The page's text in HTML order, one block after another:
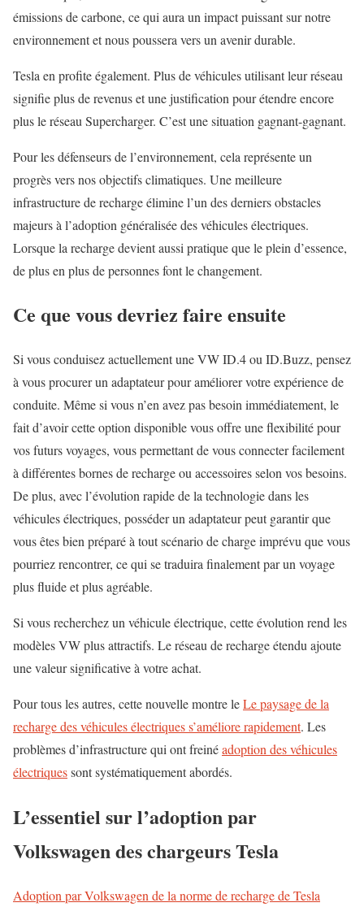
émissions de carbone, ce qui aura un impact puissant sur notre
environnement et nous poussera vers un avenir durable.
Tesla en profite également. Plus de véhicules utilisant leur réseau
signifie plus de revenus et une justification pour étendre encore
plus le réseau Supercharger. C’est une situation gagnant-gagnant.
Pour les défenseurs de l’environnement, cela représente un
progrès vers nos objectifs climatiques. Une meilleure
infrastructure de recharge élimine l’un des derniers obstacles
majeurs à l’adoption généralisée des véhicules électriques.
Lorsque la recharge devient aussi pratique que le plein d’essence,
de plus en plus de personnes font le changement.
Ce que vous devriez faire ensuite
Si vous conduisez actuellement une VW ID.4 ou ID.Buzz, pensez
à vous procurer un adaptateur pour améliorer votre expérience de
conduite. Même si vous n’en avez pas besoin immédiatement, le
fait d’avoir cette option disponible vous offre une flexibilité pour
vos futurs voyages, vous permettant de vous connecter facilement
à différentes bornes de recharge ou accessoires selon vos besoins.
De plus, avec l’évolution rapide de la technologie dans les
véhicules électriques, posséder un adaptateur peut garantir que
vous êtes bien préparé à tout scénario de charge imprévu que vous
pourriez rencontrer, ce qui se traduira finalement par un voyage
plus fluide et plus agréable.
Si vous recherchez un véhicule électrique, cette évolution rend les
modèles VW plus attractifs. Le réseau de recharge étendu ajoute
une valeur significative à votre achat.
Pour tous les autres, cette nouvelle montre leLe paysage de la
recharge des véhicules électriques s’améliore rapidement. Les
problèmes d’infrastructure qui ont freinéadoption des véhicules
électriquessont systématiquement abordés.
L’essentiel sur l’adoption par
Volkswagen des chargeurs Tesla
Adoption par Volkswagen de la norme de recharge de Tesla